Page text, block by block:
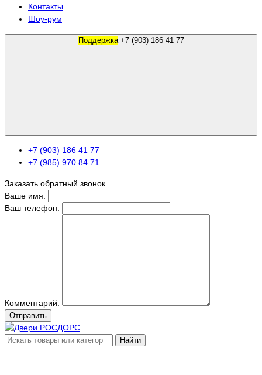
Контакты
Шоу-рум
Поддержка +7 (903) 186 41 77
+7 (903) 186 41 77
+7 (985) 970 84 71
Заказать обратный звонок
Ваше имя:
Ваш телефон:
Комментарий:
Отправить
Найти